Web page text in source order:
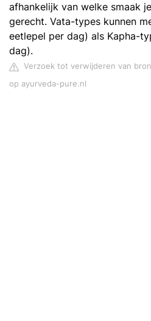
afhankelijk van welke smaak
gerecht. Vata-types kunnen
eetlepel per dag) als Kapha-
dag).
Verzoek tot verwijderen van bron
op ayurveda-pure.nl